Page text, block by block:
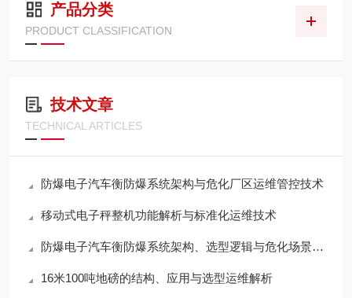
产品分类
PRODUCT CLASSIFICATION
技术文章
TECHNICAL ARTICLES
防爆电子汽车衡防爆系统架构与危化厂区运维管控技术
移动式电子秤整机功能解析与标准化运维技术
防爆电子汽车衡防爆系统架构、选型逻辑与危化场景运维规范
16米100吨地磅的结构、应用与选型运维解析